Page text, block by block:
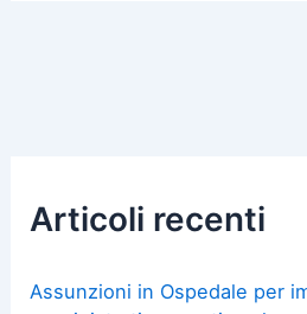
Articoli recenti
Assunzioni in Ospedale per